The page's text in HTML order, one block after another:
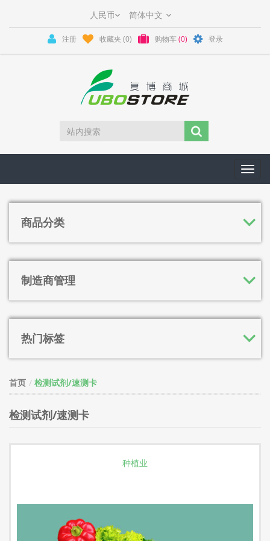
注册 收藏夹 (0) 购物车 (0) 登录
商品分类
制造商管理
热门标签
首页 检测试剂/速测卡
检测试剂/速测卡
种植业